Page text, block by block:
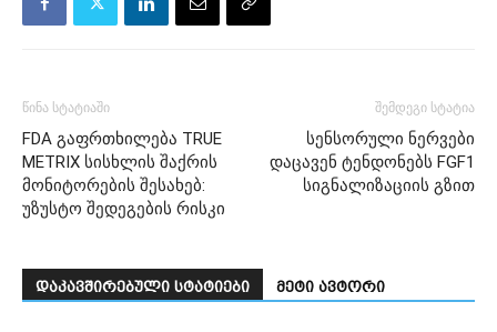
წინა სტატიაში
FDA გაფრთხილება TRUE
METRIX სისხლის შაქრის
მონიტორების შესახებ:
უზუსტო შედეგების რისკი
შემდეგი სტატია
სენსორული ნერვები
დაცავენ ტენდონებს FGF1
სიგნალიზაციის გზით
დაკავშირებული სტატიები მეტი ავტორი